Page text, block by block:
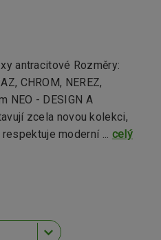
antracitové Rozměry:
CHROM, NEREZ,
NEO - DESIGN A
zcela novou kolekci,
moderní ... celý